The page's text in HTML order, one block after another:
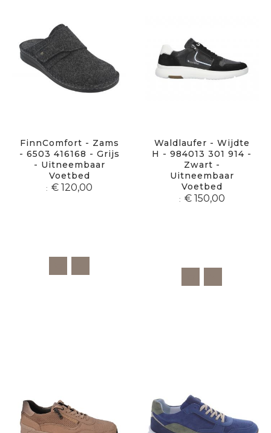
FinnComfort - Zams
- 6503 416168 - Grijs
- Uitneembaar
Voetbed
€ 120,00
Waldlaufer - Wijdte
H - 984013 301 914 -
Zwart -
Uitneembaar
Voetbed
€ 150,00